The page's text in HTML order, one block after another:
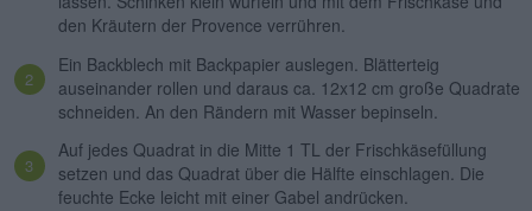
den Kräutern der Provence verrühren.
Ein Backblech mit Backpapier auslegen. Blätterteig
auseinander rollen und daraus ca. 12x12 cm große Quadrate
schneiden. An den Rändern mit Wasser bepinseln.
Auf jedes Quadrat in die Mitte 1 TL der Frischkäsefüllung
setzen und das Quadrat über die Hälfte einschlagen. Die
feuchte Ecke leicht mit einer Gabel andrücken.